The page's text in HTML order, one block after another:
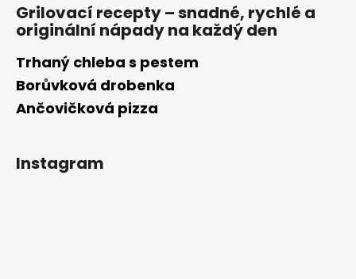
Grilovací recepty – snadné, rychlé a
originální nápady na každý den
Trhaný chleba s pestem
Borůvková drobenka
Ančovičková pizza
Instagram